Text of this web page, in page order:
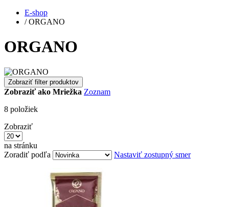
E-shop
/ ORGANO
ORGANO
Zobraziť filter produktov
Zobraziť ako Mriežka Zoznam
8 položiek
Zobraziť
na stránku
Zoradiť podľa
Nastaviť zostupný smer